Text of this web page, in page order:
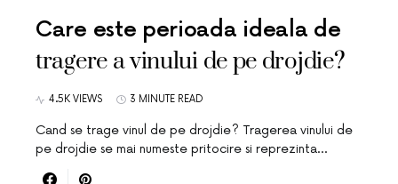
Care este perioada ideala de
tragere a vinului de pe drojdie?
4.5K VIEWS 3 MINUTE READ
Cand se trage vinul de pe drojdie? Tragerea vinului de
pe drojdie se mai numeste pritocire si reprezinta…